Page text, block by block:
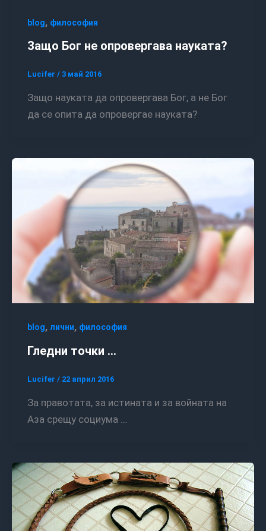
blog, философия
Защо Бог не опровергава науката?
Lucifer / 3 май 2016
Защо науката да опровергава Бог, а не Бог
да се опита да опровергае науката?
blog, лични, философия
Гледни точки …
Lucifer / 22 април 2016
За правотата, за истината и за войната на
Аза срещу социума …